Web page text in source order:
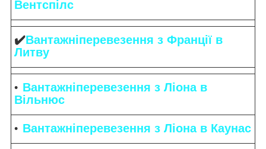
Вентспілс
✔️Вантажніперевезення з Франції в
Литву
Вантажніперевезення з Ліона в
Вільнюс
Вантажніперевезення з Ліона в Каунас